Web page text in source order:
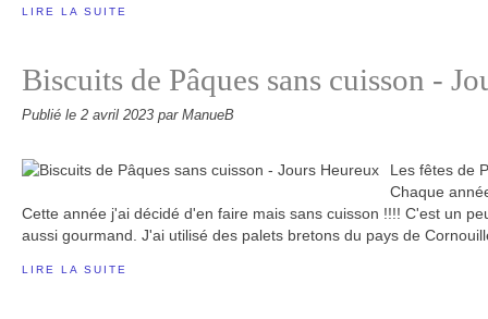
LIRE LA SUITE
Biscuits de Pâques sans cuisson -
Publié le 2 avril 2023 par ManueB
Les fêtes de
Chaque
Cette année j'ai décidé d'en faire mais sans cuisson !!!! C'est un
aussi gourmand. J'ai utilisé des palets bretons du pays de
LIRE LA SUITE